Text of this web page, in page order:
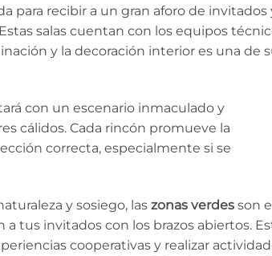
para recibir a un gran aforo de invitados
salas cuentan con los equipos
y la decoración interior es una de
con un escenario inmaculado y
cálidos. Cada rincón promueve la
correcta, especialmente si se
y sosiego, las zonas verdes son
tus invitados con los brazos abiertos.
cooperativas y realizar